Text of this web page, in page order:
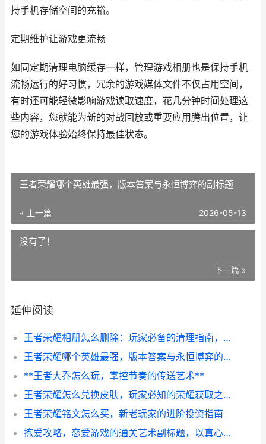
持手机存储空间的充裕。
定期维护让游戏更流畅
如同定期清理电脑缓存一样，管理游戏相册也是保持手机
流畅运行的好习惯，冗余的游戏媒体文件不仅占用空间，
有时还可能轻微影响游戏读取速度，花几分钟时间处理这
些内容，您就能为新的对战回放或重要应用腾出位置，让
您的游戏体验始终保持最佳状态。
王者荣耀哪个英雄最强，版本答案与永恒博弈的副标题
« 上一篇 2026-05-13
没有了！
下一篇 »
延伸阅读
王者荣耀相册怎么删除：玩家必备的清理指南，副标题：告别冗余缓存，释放手机空间
王者荣耀哪个英雄最强，版本答案与永恒博弈的副标题
**王者大乔怎么玩，掌控节奏的传送艺术**
王者荣耀怎么兑换皮肤，玩家必知的荣耀获取之道，副标题，从零开始掌握皮肤兑换全攻略
王者荣耀铭文怎么买，新老玩家的进阶投资指南
拣爱攻略，恋爱游戏的通关艺术副标题，以真心为钥破译情感谜题